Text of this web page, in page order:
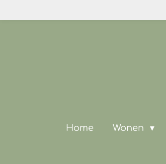
direct
Home Wonen